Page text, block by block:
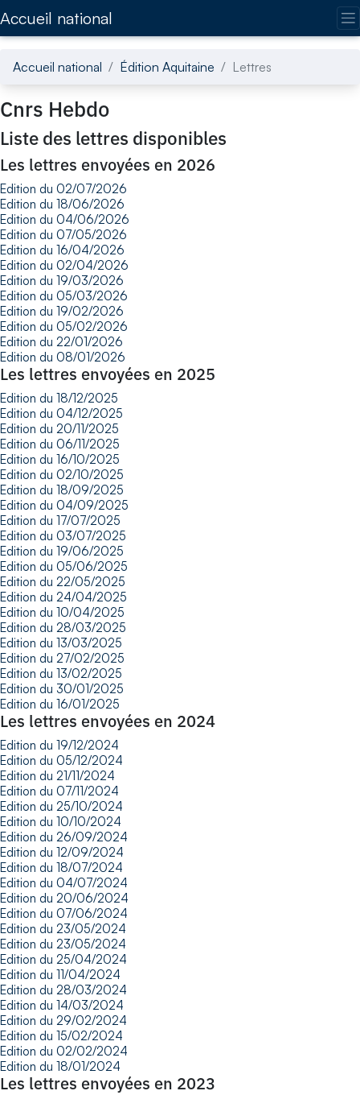
Accueil national
Accueil national Édition Aquitaine Lettres
Cnrs Hebdo
Liste des lettres disponibles
Les lettres envoyées en 2026
Edition du 02/07/2026
Edition du 18/06/2026
Edition du 04/06/2026
Edition du 07/05/2026
Edition du 16/04/2026
Edition du 02/04/2026
Edition du 19/03/2026
Edition du 05/03/2026
Edition du 19/02/2026
Edition du 05/02/2026
Edition du 22/01/2026
Edition du 08/01/2026
Les lettres envoyées en 2025
Edition du 18/12/2025
Edition du 04/12/2025
Edition du 20/11/2025
Edition du 06/11/2025
Edition du 16/10/2025
Edition du 02/10/2025
Edition du 18/09/2025
Edition du 04/09/2025
Edition du 17/07/2025
Edition du 03/07/2025
Edition du 19/06/2025
Edition du 05/06/2025
Edition du 22/05/2025
Edition du 24/04/2025
Edition du 10/04/2025
Edition du 28/03/2025
Edition du 13/03/2025
Edition du 27/02/2025
Edition du 13/02/2025
Edition du 30/01/2025
Edition du 16/01/2025
Les lettres envoyées en 2024
Edition du 19/12/2024
Edition du 05/12/2024
Edition du 21/11/2024
Edition du 07/11/2024
Edition du 25/10/2024
Edition du 10/10/2024
Edition du 26/09/2024
Edition du 12/09/2024
Edition du 18/07/2024
Edition du 04/07/2024
Edition du 20/06/2024
Edition du 07/06/2024
Edition du 23/05/2024
Edition du 23/05/2024
Edition du 25/04/2024
Edition du 11/04/2024
Edition du 28/03/2024
Edition du 14/03/2024
Edition du 29/02/2024
Edition du 15/02/2024
Edition du 02/02/2024
Edition du 18/01/2024
Les lettres envoyées en 2023